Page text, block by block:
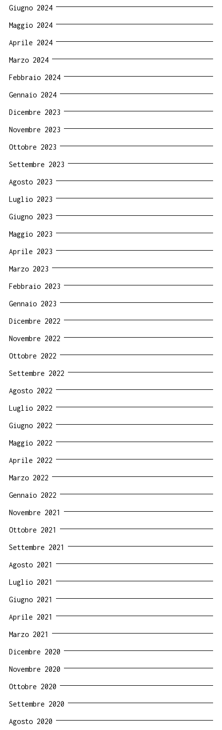
Giugno 2024
Maggio 2024
Aprile 2024
Marzo 2024
Febbraio 2024
Gennaio 2024
Dicembre 2023
Novembre 2023
Ottobre 2023
Settembre 2023
Agosto 2023
Luglio 2023
Giugno 2023
Maggio 2023
Aprile 2023
Marzo 2023
Febbraio 2023
Gennaio 2023
Dicembre 2022
Novembre 2022
Ottobre 2022
Settembre 2022
Agosto 2022
Luglio 2022
Giugno 2022
Maggio 2022
Aprile 2022
Marzo 2022
Gennaio 2022
Novembre 2021
Ottobre 2021
Settembre 2021
Agosto 2021
Luglio 2021
Giugno 2021
Aprile 2021
Marzo 2021
Dicembre 2020
Novembre 2020
Ottobre 2020
Settembre 2020
Agosto 2020